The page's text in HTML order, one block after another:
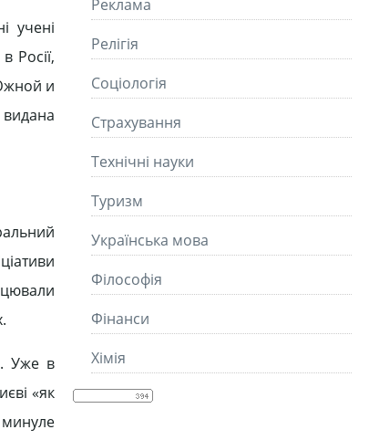
учені
Росії,
и
Уже в
«як
минуле
Реклама
Релігія
Соціологія
Страхування
Технічні науки
Туризм
Українська мова
Філософія
Фінанси
Хімія